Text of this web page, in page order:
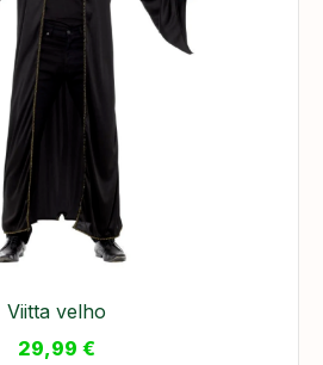
Viitta velho
29,99 €